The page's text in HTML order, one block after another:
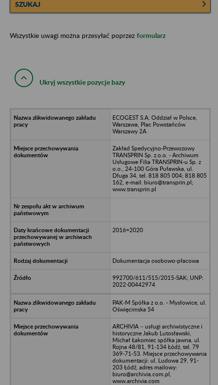
SZUKAJ
Wszystkie uwagi można przesyłać poprzez formularz
Ukryj wszystkie pozycje bazy
ECOGEST S.A. Oddział w Polsce,
Warszawa, Plac Powstańców
Warszawy 2A
Zakład Spedycyjno-Przewozowy
TRANSPRIN Sp. z.o.o. - Archiwum
Usługowe Filia TRANSPRIN-u Sp. z
o.o., 24-100 Góra Puławska, ul.
Długa 34, tel. 818 805 004; 818 805
162, e-mail: biuro@transprin.pl;
www.transprin.pl
2016=2020
Dokumentacja osobowo-płacowa
992700/611/515/2015-SAK; UNP:
2022-00442974
PAK-M Spółka z o.o. - Mysłowice, ul.
Oświęcimska 54
ARCHIVIA – usługi archiwistyczne i
historyczne Jakub Lutosławski,
Michał Łakomiec spółka jawna, ul.
Rojna 48/81, 91-134 Łódź, tel. 79
369-71-53. Miejsce przechowywania
dokumentacji: ul. Ludowa 29, 91-
203 Łódź, adres mailowy:
biuro@archivia.com.pl,
www.archivia.com